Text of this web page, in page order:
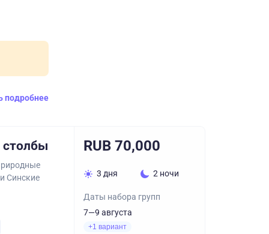
подробнее
столбы
Синские
RUB 70,000
3 дня 2 ночи
Даты набора групп
7—9 августа
+1 вариант